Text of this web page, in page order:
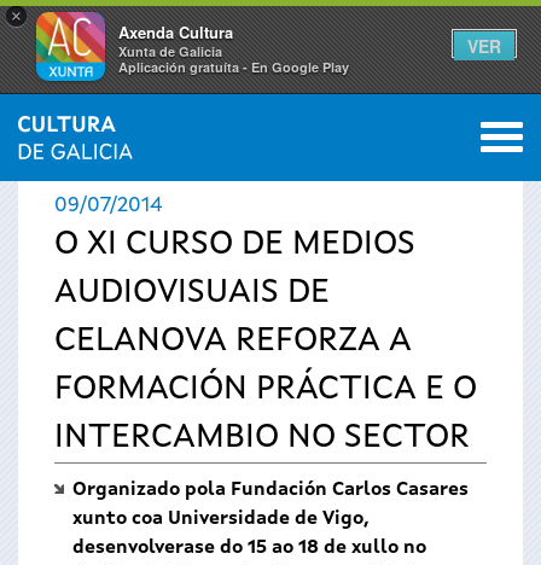
×
Axenda Cultura
Xunta de Galicia
Aplicación gratuíta - En Google Play
VER
Vostede
está
aquí
INICIO › ACTUALIDADE 0
09/07/2014
O XI CURSO DE MEDIOS
AUDIOVISUAIS DE
CELANOVA REFORZA A
FORMACIÓN PRÁCTICA E O
INTERCAMBIO NO SECTOR
Organizado pola Fundación Carlos Casares
xunto coa Universidade de Vigo,
desenvolverase do 15 ao 18 de xullo no